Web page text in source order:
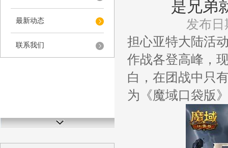
最新动态
联系我们
是兄弟
发布日
担心亚特大陆活
作战各登高峰，
白，在团战中只
为《魔域口袋版